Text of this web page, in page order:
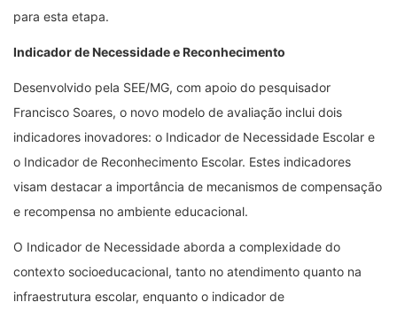
para esta etapa.
Indicador de Necessidade e Reconhecimento
Desenvolvido pela SEE/MG, com apoio do pesquisador
Francisco Soares, o novo modelo de avaliação inclui dois
indicadores inovadores: o Indicador de Necessidade Escolar e
o Indicador de Reconhecimento Escolar. Estes indicadores
visam destacar a importância de mecanismos de compensação
e recompensa no ambiente educacional.
O Indicador de Necessidade aborda a complexidade do
contexto socioeducacional, tanto no atendimento quanto na
infraestrutura escolar, enquanto o indicador de